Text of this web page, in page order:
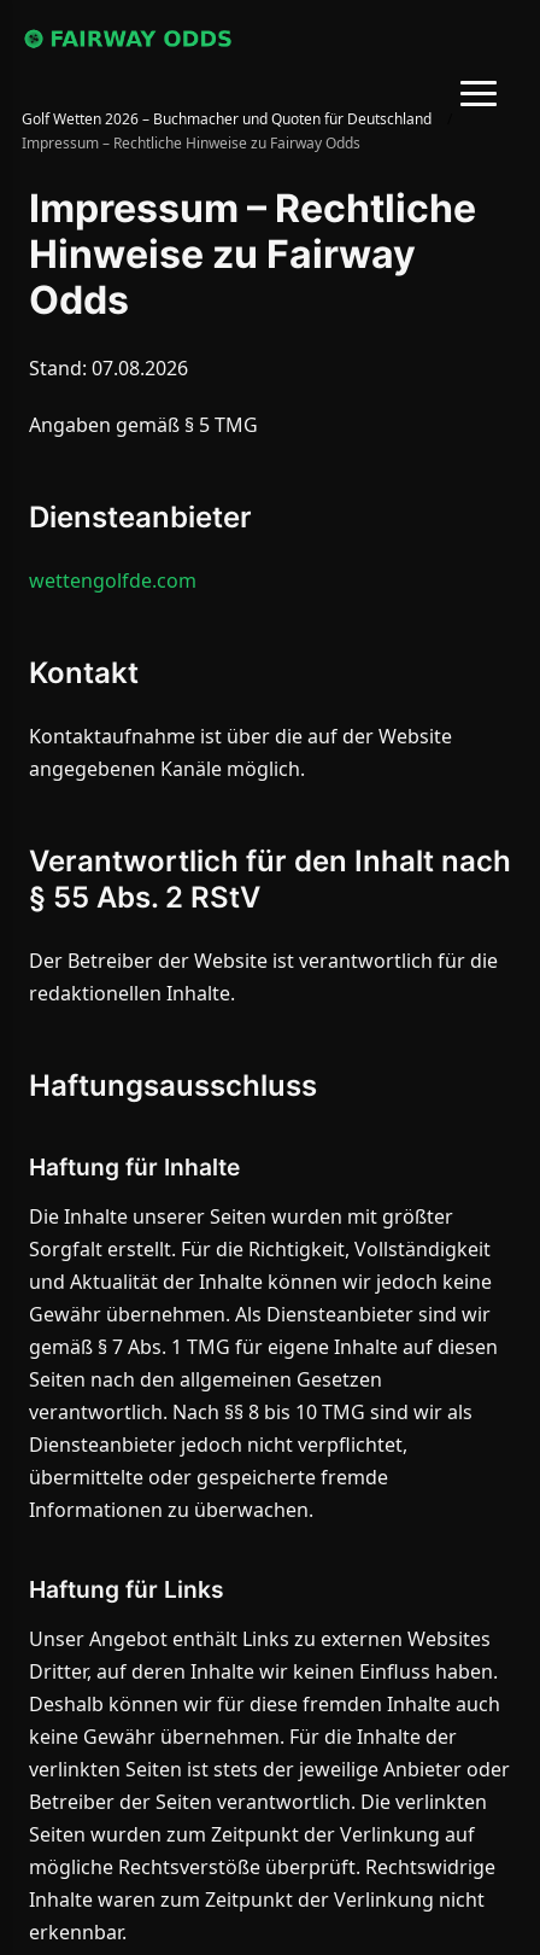
Golf Wetten 2026 – Buchmacher und Quoten für Deutschland
Impressum – Rechtliche Hinweise zu Fairway Odds
Impressum – Rechtliche
Hinweise zu Fairway
Odds
Stand: 07.08.2026
Angaben gemäß § 5 TMG
Diensteanbieter
wettengolfde.com
Kontakt
Kontaktaufnahme ist über die auf der Website
angegebenen Kanäle möglich.
Verantwortlich für den Inhalt nach
§ 55 Abs. 2 RStV
Der Betreiber der Website ist verantwortlich für die
redaktionellen Inhalte.
Haftungsausschluss
Haftung für Inhalte
Die Inhalte unserer Seiten wurden mit größter
Sorgfalt erstellt. Für die Richtigkeit, Vollständigkeit
und Aktualität der Inhalte können wir jedoch keine
Gewähr übernehmen. Als Diensteanbieter sind wir
gemäß § 7 Abs. 1 TMG für eigene Inhalte auf diesen
Seiten nach den allgemeinen Gesetzen
verantwortlich. Nach §§ 8 bis 10 TMG sind wir als
Diensteanbieter jedoch nicht verpflichtet,
übermittelte oder gespeicherte fremde
Informationen zu überwachen.
Haftung für Links
Unser Angebot enthält Links zu externen Websites
Dritter, auf deren Inhalte wir keinen Einfluss haben.
Deshalb können wir für diese fremden Inhalte auch
keine Gewähr übernehmen. Für die Inhalte der
verlinkten Seiten ist stets der jeweilige Anbieter oder
Betreiber der Seiten verantwortlich. Die verlinkten
Seiten wurden zum Zeitpunkt der Verlinkung auf
mögliche Rechtsverstöße überprüft. Rechtswidrige
Inhalte waren zum Zeitpunkt der Verlinkung nicht
erkennbar.